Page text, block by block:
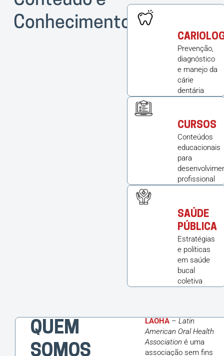
Conhecimento
Prevenção,
diagnóstico
e manejo da
cárie
dentária
CURSOS
Conteúdos
educacionais
para
profissional
SAÚDE
PÚBLICA
Estratégias
e políticas
em saúde
bucal
coletiva
QUEM
SOMOS
LAOHA– Latin
American Oral Health
Association é uma
associação sem fins